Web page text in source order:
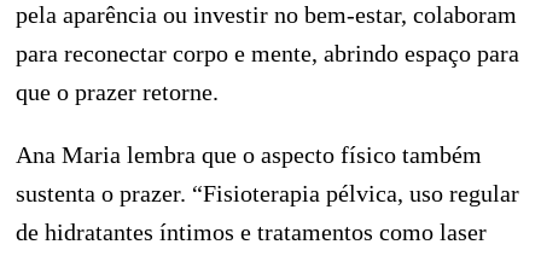
pela aparência ou investir no bem-estar, colaboram
para reconectar corpo e mente, abrindo espaço para
que o prazer retorne.
Ana Maria lembra que o aspecto físico também
sustenta o prazer. “Fisioterapia pélvica, uso regular
de hidratantes íntimos e tratamentos como laser